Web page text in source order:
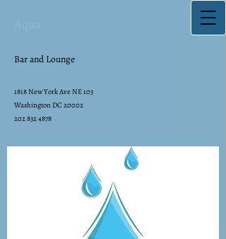
Bar and Lounge
1818 New York Ave NE 103
Washington DC 20002
202 832 4878